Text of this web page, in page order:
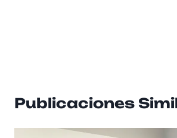
Publicaciones